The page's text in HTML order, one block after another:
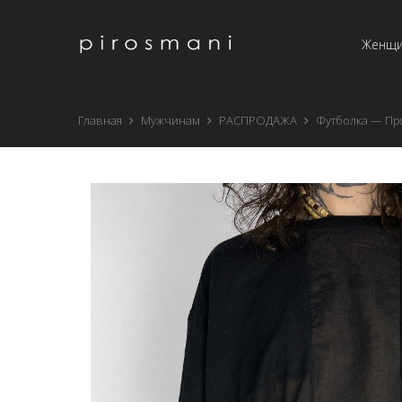
Главная Мужчинам РАСПРОДАЖА Футболка —